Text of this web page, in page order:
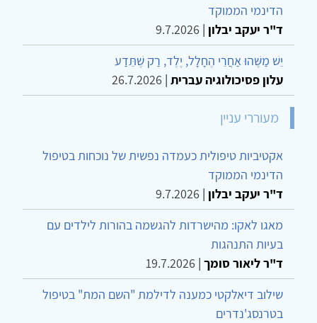
הדינמי הממוקד
ד"ר יעקב יבלון |
9.7.2026
יֵשׁ מַשֶּׁהוּ אַחֲרֵי הֶחָלָל, יֶלֶד, רַק שֶׁתֵּדַע
עלון פסיכולוגיה עברית |
26.7.2026
מעוררי עניין
אקטיביות טיפולית כעמדה נפשית של נוכחות בטיפול
הדינמי הממוקד
ד"ר יעקב יבלון |
9.7.2026
מאגו לאקו: מהישרדות להגשמה בהורות לילדים עם
בעיות התנהגות
ד"ר ליאור סומך |
19.7.2026
שילוב דיאלקטי כמענה לדילמת "השם המת" בטיפול
בטרנסג'נדרים